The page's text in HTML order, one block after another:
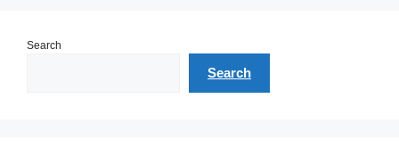
Search
Search